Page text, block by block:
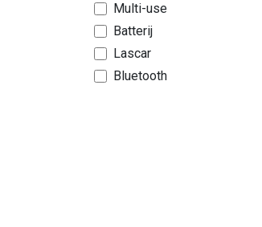
Multi-use
Batterij
Lascar
Bluetooth